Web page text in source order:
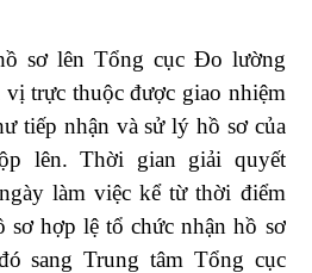
sơ lên Tổng cục Đo lường
trực thuộc được giao nhiệm
tiếp nhận và sử lý hồ sơ của
lên. Thời gian giải quyết
làm việc kể từ thời điểm
sơ hợp lệ tổ chức nhận hồ sơ
sang Trung tâm Tổng cục